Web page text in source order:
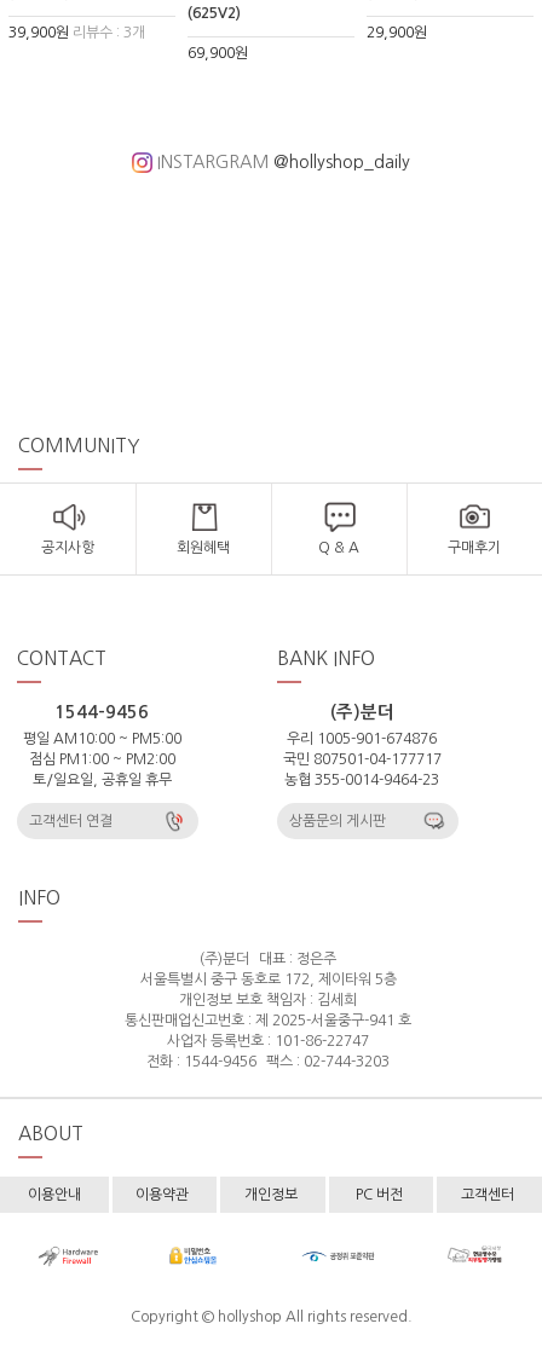
39,900원 리뷰수 : 3개
(625V2)
69,900원
29,900원
INSTARGRAM @hollyshop_daily
COMMUNITY
공지사항 회원혜택 Q & A 구매후기
CONTACT
1544-9456
평일 AM10:00 ~ PM5:00
점심 PM1:00 ~ PM2:00
토/일요일, 공휴일 휴무
고객센터 연결
BANK INFO
(주)분더
우리 1005-901-674876
국민 807501-04-177717
농협 355-0014-9464-23
상품문의 게시판
INFO
(주)분더
대표 : 정은주
서울특별시 중구 동호로 172, 제이타워 5층
개인정보 보호 책임자 : 김세희
통신판매업신고번호 : 제 2025-서울중구-941 호
사업자 등록번호 : 101-86-22747
전화 : 1544-9456
팩스 : 02-744-3203
ABOUT
이용안내 이용약관 개인정보 PC 버전 고객센터
Copyright © hollyshop All rights reserved.